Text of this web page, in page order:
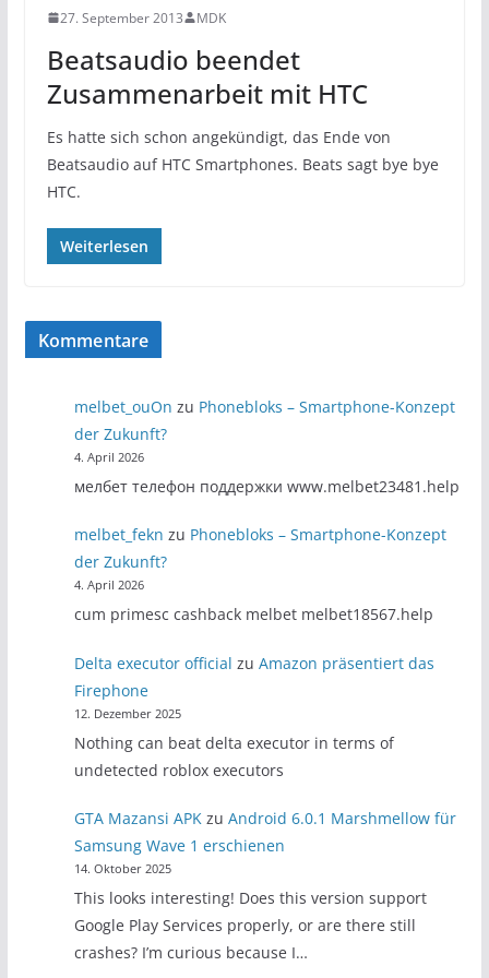
27. September 2013 MDK
Beatsaudio beendet
Zusammenarbeit mit HTC
Es hatte sich schon angekündigt, das Ende von
Beatsaudio auf HTC Smartphones. Beats sagt bye bye
HTC.
Weiterlesen
Kommentare
melbet_ouOn zu Phonebloks – Smartphone-Konzept
der Zukunft?
4. April 2026
мелбет телефон поддержки www.melbet23481.help
melbet_fekn zu Phonebloks – Smartphone-Konzept
der Zukunft?
4. April 2026
cum primesc cashback melbet melbet18567.help
Delta executor official zuAmazon präsentiert das
Firephone
12. Dezember 2025
Nothing can beat delta executor in terms of
undetected roblox executors
GTA Mazansi APK zuAndroid 6.0.1 Marshmellow für
Samsung Wave 1 erschienen
14. Oktober 2025
This looks interesting! Does this version support
Google Play Services properly, or are there still
crashes? I’m curious because I…